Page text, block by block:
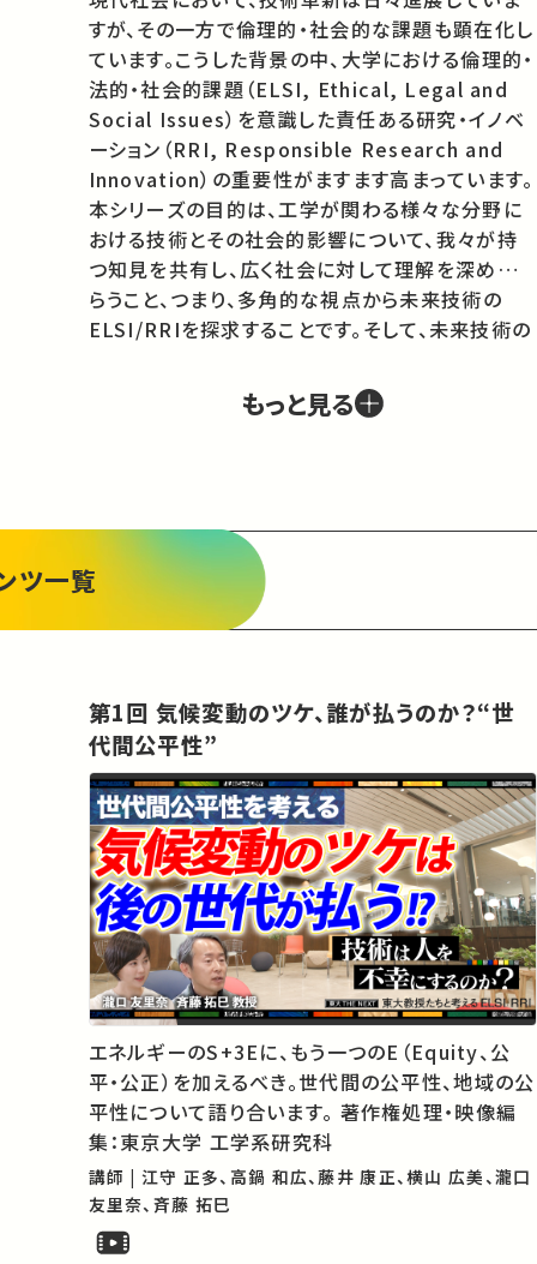
すが、その一方で倫理的・社会的な課題も顕在化し
ています。こうした背景の中、大学における倫理的・
法的・社会的課題（ELSI, Ethical, Legal and
Social Issues）を意識した責任ある研究・イノベ
ーション（RRI, Responsible Research and
Innovation）の重要性がますます高まっています。
本シリーズの目的は、工学が関わる様々な分野に
おける技術とその社会的影響について、我々が持
つ知見を共有し、広く社会に対して理解を深めても
らうこと、つまり、多角的な視点から未来技術の
ELSI/RRIを探求することです。そして、未来技術の
視聴者に新たな視点を提供することを目指してい
答えのない問いに、各分野のトップを走る4人の教
授たちが挑みます。あえて答えを出さないトークセ
ッションを、お楽しみ下さい！
もっと見る
ツ一覧
第1回 気候変動のツケ、誰が払うのか？“世
代間公平性”
エネルギーのS+3Eに、もう一つのE（Equity、公
平・公正）を加えるべき。世代間の公平性、地域の公
平性について語り合います。 著作権処理・映像編
集：東京大学 工学系研究科
講師 | 江守 正多、高鍋 和広、藤井 康正、横山 広美、瀧口
友里奈、斉藤 拓巳